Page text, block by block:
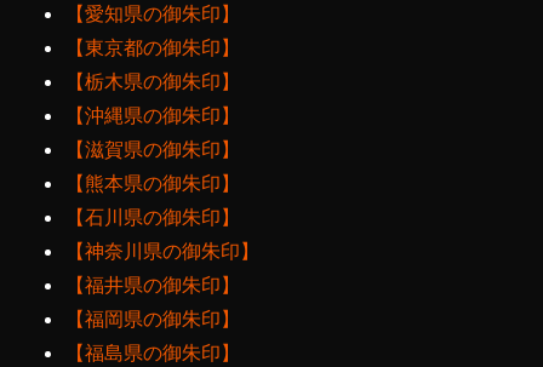
【愛知県の御朱印】
【東京都の御朱印】
【栃木県の御朱印】
【沖縄県の御朱印】
【滋賀県の御朱印】
【熊本県の御朱印】
【石川県の御朱印】
【神奈川県の御朱印】
【福井県の御朱印】
【福岡県の御朱印】
【福島県の御朱印】